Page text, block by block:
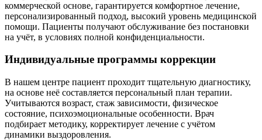
коммерческой основе, гарантируется комфортное лечение,
персонализированный подход, высокий уровень медицинской
помощи. Пациенты получают обслуживание без постановки
на учёт, в условиях полной конфиденциальности.
Индивидуальные программы коррекции
В нашем центре пациент проходит тщательную диагностику,
на основе неё составляется персональный план терапии.
Учитываются возраст, стаж зависимости, физическое
состояние, психоэмоциональные особенности. Врач
подбирает методику, корректирует лечение с учётом
динамики выздоровления.